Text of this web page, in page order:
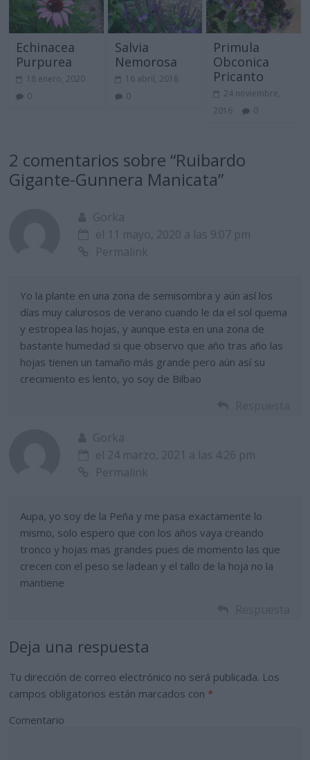
Echinacea
Purpurea
18 enero, 2020
0
Salvia
Nemorosa
16 abril, 2018
0
Primula
Obconica
Pricanto
24 noviembre,
2016
0
2 comentarios sobre “Ruibardo
Gigante-Gunnera Manicata”
Gorka
el 11 mayo, 2020 a las 9:07 pm
Permalink
Yo la plante en una zona de semisombra y aún así los
días muy calurosos de verano cuando le da el sol quema
y estropea las hojas, y aunque esta en una zona de
bastante humedad si que observo que año tras año las
hojas tienen un tamaño más grande pero aún así su
crecimiento es lento, yo soy de Bilbao
Gorka
el 24 marzo, 2021 a las 4:26 pm
Permalink
Aupa, yo soy de la Peña y me pasa exactamente lo
mismo, solo espero que con los años vaya creando
tronco y hojas mas grandes pues de momento las que
crecen con el peso se ladean y el tallo de la hoja no la
mantiene
Deja una respuesta
Tu dirección de correo electrónico no será publicada. Los
campos obligatorios están marcados con *
Comentario